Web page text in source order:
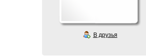
В друзья